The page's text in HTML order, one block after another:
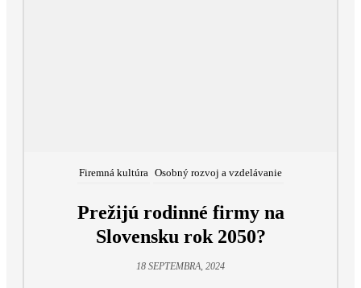
Firemná kultúra Osobný rozvoj a vzdelávanie
Prežijú rodinné firmy na
Slovensku rok 2050?
18 SEPTEMBRA, 2024